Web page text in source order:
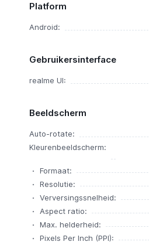
Platform
Android:
Gebruikersinterface
realme UI:
Beeldscherm
Auto-rotate:
Kleurenbeeldscherm:
Formaat:
Resolutie:
Verversingssnelheid:
Aspect ratio:
Max. helderheid:
Pixels Per Inch (PPI):